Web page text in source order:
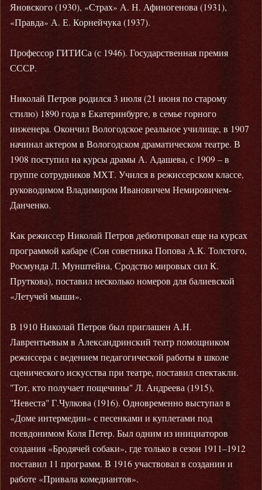
Яновского (1930), «Страх» А. Н. Афиногенова (1931),
«Правда» А. Е. Корнейчука (1937).
Профессор ГИТИСа (с 1946). Государственная премия
СССР.
Николай Петров родился 3 июля (21 июня по старому
стилю) 1890 года в Екатеринбурге, в семье горного
инженера. Окончил Вологодское реальное училище, в 1907
начинал актером в Вологодском драматическом театре. В
1908 поступил на курсы драмы А. Адашева, с 1909 – в
группе сотрудников МХТ. Учился в режиссерском классе,
руководимом Владимиром Ивановичем Немировичем-
Данченко.
Как режиссер Николай Петров дебютировал еще на курсах
программой кабаре (Сон советника Попова А.К. Толстого,
Росмунда Л. Мунштейна, Сродство мировых сил К.
Пруткова), поставил несколько номеров для балиевской
«Летучей мыши».
В 1910 Николай Петров был приглашен А.Н.
Лаврентьевым в Александринский театр помощником
режиссера с ведением педагогической работы в школе
сценического искусства при театре, поставил спектакли.
"Тот, кто получает пощечины" Л. Андреева (1915),
"Невеста" Г.Чулкова (1916). Одновременно выступал в
«Доме интермедии» с песенками и куплетами под
псевдонимом Коля Петер. Был одним из инициаторов
создания «Бродячей собаки», где только в сезон 1911–1912
поставил 11 программ. В 1916 участвовал в создании и
работе «Привала комедиантов».